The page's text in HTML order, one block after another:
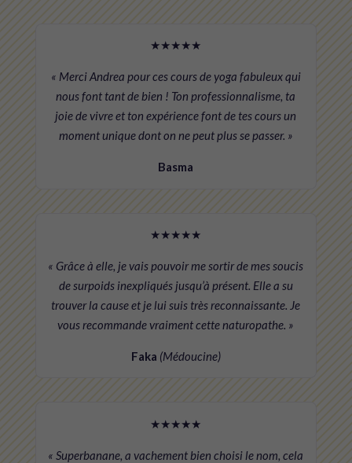
★★★★★
« Merci Andrea pour ces cours de yoga fabuleux qui
nous font tant de bien ! Ton professionnalisme, ta
joie de vivre et ton expérience font de tes cours un
moment unique dont on ne peut plus se passer. »
Basma
★★★★★
« Grâce à elle, je vais pouvoir me sortir de mes soucis
de surpoids inexpliqués jusqu’à présent. Elle a su
trouver la cause et je lui suis très reconnaissante. Je
vous recommande vraiment cette naturopathe. »
Faka (Médoucine)
★★★★★
« Superbanane, a vachement bien choisi le nom, cela